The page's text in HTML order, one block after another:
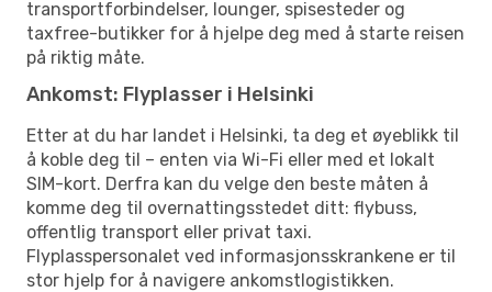
transportforbindelser, lounger, spisesteder og
taxfree-butikker for å hjelpe deg med å starte reisen
på riktig måte.
Ankomst: Flyplasser i Helsinki
Etter at du har landet i Helsinki, ta deg et øyeblikk til
å koble deg til – enten via Wi-Fi eller med et lokalt
SIM-kort. Derfra kan du velge den beste måten å
komme deg til overnattingsstedet ditt: flybuss,
offentlig transport eller privat taxi.
Flyplasspersonalet ved informasjonsskrankene er til
stor hjelp for å navigere ankomstlogistikken.